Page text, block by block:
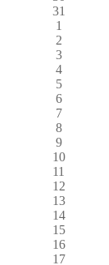
31
1
2
3
4
5
6
7
8
9
10
11
12
13
14
15
16
17